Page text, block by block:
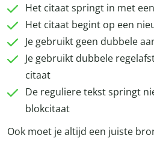
Het citaat springt in met
Het citaat begint op een
Je gebruikt geen dubbele
Je gebruikt dubbele
citaat
De reguliere tekst springt
blokcitaat
Ook moet je altijd een juiste